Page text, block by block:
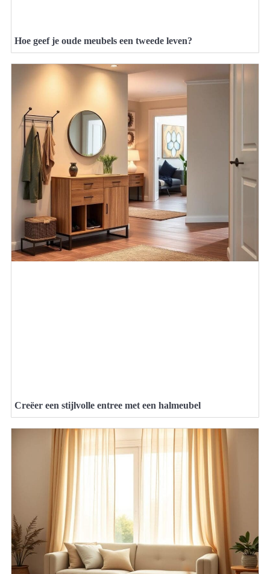
Hoe geef je oude meubels een tweede leven?
Creëer een stijlvolle entree met een halmeubel